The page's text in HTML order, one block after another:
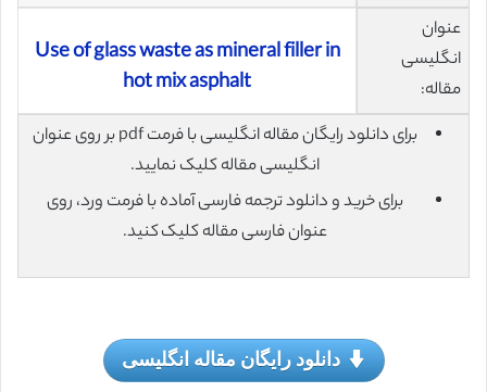
عنوان
انگلیسی
مقاله:
Use of glass waste as mineral filler in
hot mix asphalt
برای دانلود رایگان مقاله انگلیسی با فرمت pdf بر روی عنوان
انگلیسی مقاله کلیک نمایید.
برای خرید و دانلود ترجمه فارسی آماده با فرمت ورد، روی
عنوان فارسی مقاله کلیک کنید.
دانلود رایگان مقاله انگلیسی